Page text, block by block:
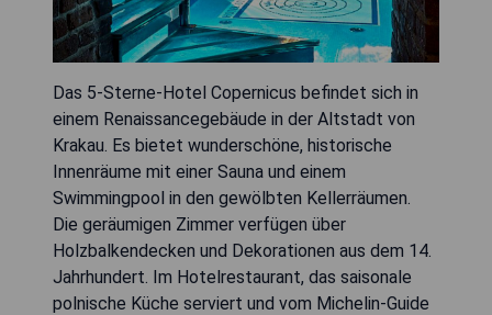
Das 5-Sterne-Hotel Copernicus befindet sich in
einem Renaissancegebäude in der Altstadt von
Krakau. Es bietet wunderschöne, historische
Innenräume mit einer Sauna und einem
Swimmingpool in den gewölbten Kellerräumen.
Die geräumigen Zimmer verfügen über
Holzbalkendecken und Dekorationen aus dem 14.
Jahrhundert. Im Hotelrestaurant, das saisonale
polnische Küche serviert und vom Michelin-Guide